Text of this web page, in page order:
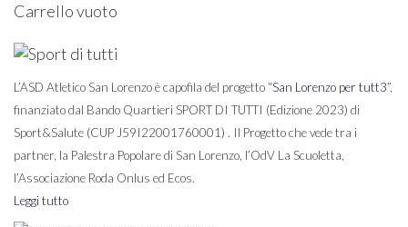
Carrello vuoto
L’ASD Atletico San Lorenzo è capofila del progetto “San Lorenzo per tutt3”,
finanziato dal Bando Quartieri SPORT DI TUTTI (Edizione 2023) di
Sport&Salute (CUP J59I22001760001) . Il Progetto che vede tra i
partner, la Palestra Popolare di San Lorenzo, l’OdV La Scuoletta,
l’Associazione Roda Onlus ed Ecos.
Leggi tutto